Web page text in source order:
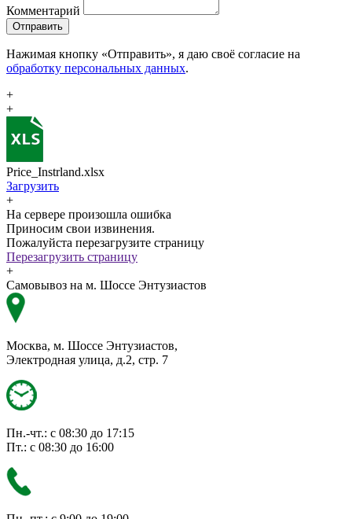
Комментарий
Отправить
Нажимая кнопку «Отправить», я даю своё согласие на
обработку персональных данных.
+
+
Price_Instrland.xlsx
Загрузить
+
На сервере произошла ошибка
Приносим свои извинения.
Пожалуйста перезагрузите страницу
Перезагрузить страницу
+
Самовывоз на м. Шоссе Энтузиастов
Москва, м. Шоссе Энтузиастов,
Электродная улица, д.2, стр. 7
Пн.-чт.: с 08:30 до 17:15
Пт.: с 08:30 до 16:00